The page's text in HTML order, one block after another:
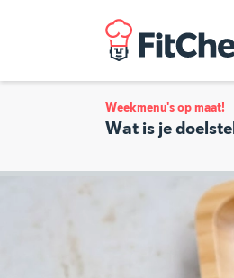
Weekmenu's op maat!
Wat is je